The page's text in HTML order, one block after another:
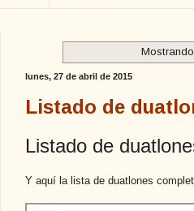
lunes, 27 de abril de 2015
Listado de
Listado de
Y aquí la lista de duatlones